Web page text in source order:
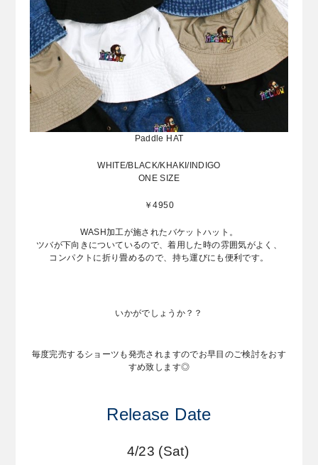
Paddle HAT
WHITE/BLACK/KHAKI/INDIGO
ONE SIZE
￥4950
WASH加工が施されたバケットハット。
ツバが下向きについているので、着用した時の雰囲気がよく、
コンパクトに折り畳めるので、持ち運びにも 便利です。
いかがでしょうか？？
毎度完売するショーツも発売されますのでお早目のご検討をおす
すめ致します◎
Release Date
4/23 (Sat)